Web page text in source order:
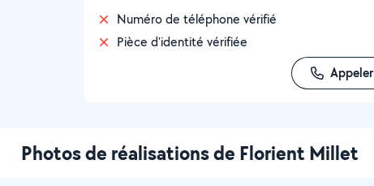
Numéro de téléphone vérifié
Pièce d'identité vérifiée
Appeler
Photos de réalisations de Florient Millet